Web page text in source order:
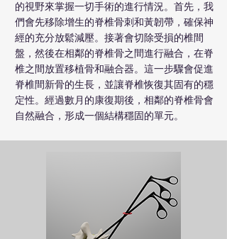
的視野來掌握一切手術的進行情況。首先，我
們會先移除增生的脊椎骨刺和黃韌帶，確保神
經的充分放鬆減壓。接著會切除受損的椎間
盤，然後在相鄰的脊椎骨之間進行融合，在脊
椎之間放置移植骨和融合器。這一步驟會促進
脊椎間新骨的生長，並讓脊椎恢復其固有的穩
定性。經過數月的康復期後，相鄰的脊椎骨會
自然融合，形成一個結構穩固的單元。